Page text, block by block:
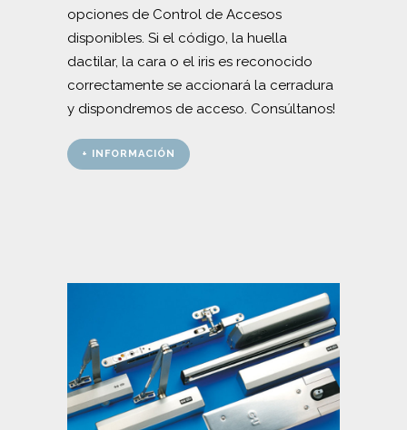
opciones de Control de Accesos
disponibles. Si el código, la huella
dactilar, la cara o el iris es reconocido
correctamente se accionará la cerradura
y dispondremos de acceso. Consúltanos!
+ INFORMACIÓN